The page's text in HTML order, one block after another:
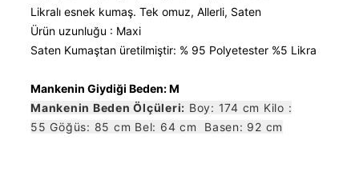
Likralı esnek kumaş. Tek omuz, Allerli, Saten
Ürün uzunluğu : Maxi
Saten Kumaştan üretilmiştir: % 95 Polyetester %5 Likra
Mankenin Giydiği Beden: M
Mankenin Beden Ölçüleri: Boy: 174 cm Kilo :
55 Göğüs: 85 cm Bel: 64 cm Basen: 92 cm